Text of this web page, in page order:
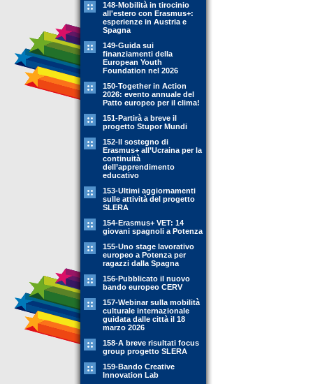
148-Mobilità in tirocinio
all'estero con Erasmus+:
esperienze in Austria e
Spagna
149-Guida sui
finanziamenti della
European Youth
Foundation nel 2026
150-Together in Action
2026: evento annuale del
Patto europeo per il clima!
151-Partirà a breve il
progetto Stupor Mundi
152-Il sostegno di
Erasmus+ all’Ucraina per la
continuità
dell’apprendimento
educativo
153-Ultimi aggiornamenti
sulle attività del progetto
SLERA
154-Erasmus+ VET: 14
giovani spagnoli a Potenza
155-Uno stage lavorativo
europeo a Potenza per
ragazzi dalla Spagna
156-Pubblicato il nuovo
bando europeo CERV
157-Webinar sulla mobilità
culturale internazionale
guidata dalle città il 18
marzo 2026
158-A breve risultati focus
group progetto SLERA
159-Bando Creative
Innovation Lab